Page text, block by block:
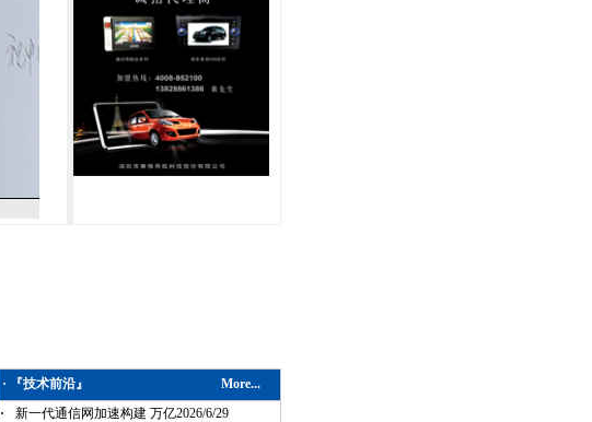
· 『技术前沿』
More...
·
新一代通信网加速构建 万亿2026/6/29